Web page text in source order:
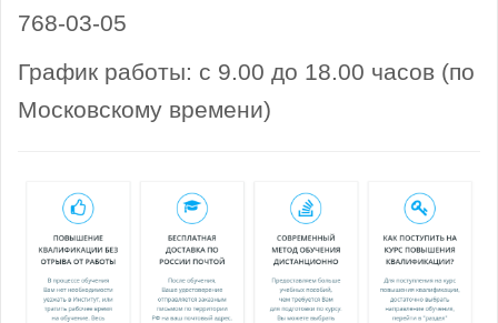
768-03-05
График работы: с 9.00 до 18.00 часов (по
Московскому времени)